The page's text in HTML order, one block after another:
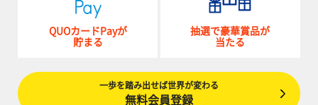
QUOカードPayが
貯まる
抽選で豪華賞品が
当たる
一歩を踏み出せば世界が変わる
無料会員登録